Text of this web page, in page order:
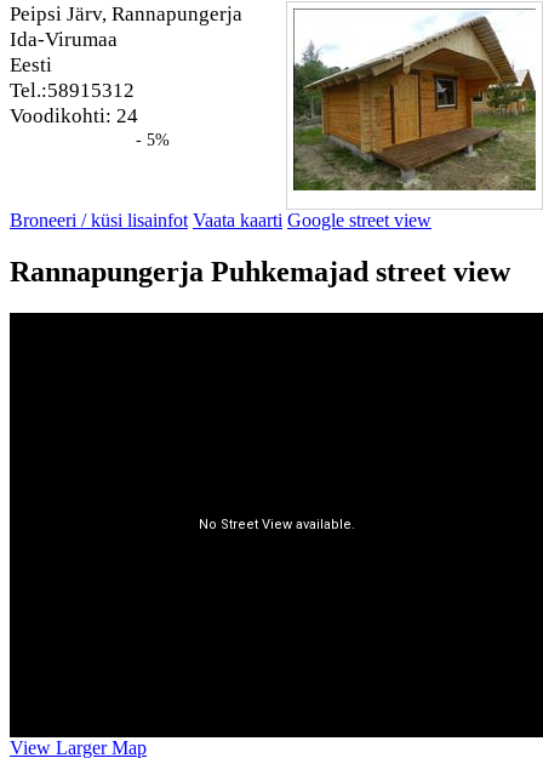
Peipsi Järv, Rannapungerja
Ida-Virumaa
Eesti
Tel.:58915312
Voodikohti: 24
- 5%
Broneeri / küsi lisainfot Vaata kaarti Google street view
Rannapungerja Puhkemajad street view
View Larger Map